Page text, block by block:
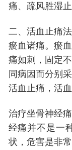
痛、疏风胜湿
二、活血止痛
瘀血诸痛。瘀
痛如刺，固定
同病因而分别
活血止痛，活
治疗坐骨神经
经痛并不是一
状，危害是非